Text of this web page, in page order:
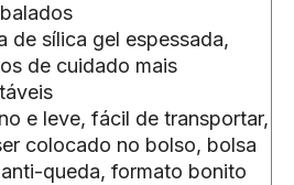
de sílica gel espessada,
de cuidado mais
e leve, fácil de transportar,
colocado no bolso, bolsa
queda, formato bonito